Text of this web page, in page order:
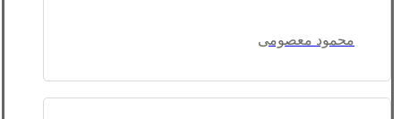
محمود معصومی